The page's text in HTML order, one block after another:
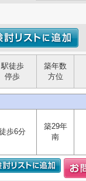
駅徒歩
停歩
築年数
方位
歩6分
築29年
南